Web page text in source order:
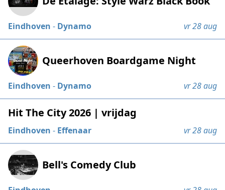
Eindhoven - Dynamo vr 28 aug
Queerhoven Boardgame Night
Eindhoven - Dynamo vr 28 aug
Hit The City 2026 | vrijdag
Eindhoven - Effenaar vr 28 aug
Bell's Comedy Club